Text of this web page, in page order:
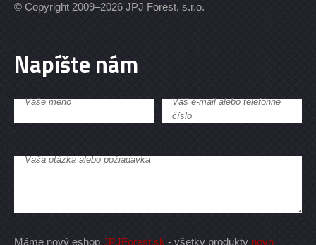
© Copyright 2009–2026 JPJ Forest, s.r.o.
Napíšte nám
Vaše meno
Váš e-mail alebo telefónne
číslo
Vaša otázka alebo požiadavka
Máme nový eshop JPJForest.sk - všetky produkty novo